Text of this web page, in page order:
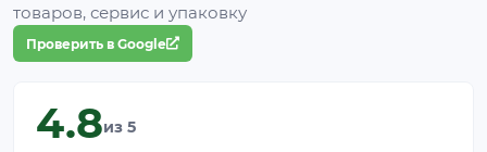
товаров, сервис и упаковку
Проверить в Google
4.8из 5